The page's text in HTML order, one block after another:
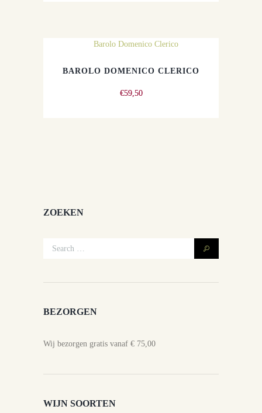
BAROLO DOMENICO CLERICO
€59,50
ZOEKEN
BEZORGEN
Wij bezorgen gratis vanaf € 75,00
WIJN SOORTEN